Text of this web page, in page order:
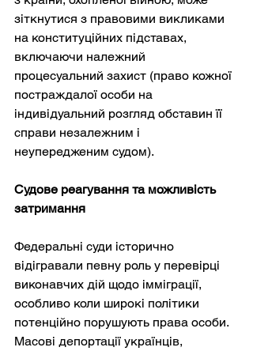
зіткнутися з правовими викликами
на конституційних підставах,
включаючи належний
процесуальний захист (право кожної
постраждалої особи на
індивідуальний розгляд обставин її
справи незалежним і
неупередженим судом).
Судове реагування та можливість
затримання
Федеральні суди історично
відігравали певну роль у перевірці
виконавчих дій щодо імміграції,
особливо коли широкі політики
потенційно порушують права особи.
Масові депортації українців,